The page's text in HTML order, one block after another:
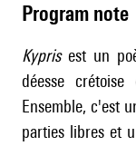
Program note
Kyprisest un
déesse
Ensemble, c'est
parties libres et